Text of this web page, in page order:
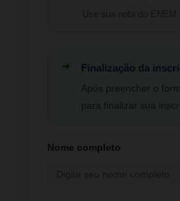
Finalização da
Após preencher o
para finalizar sua
Nome completo